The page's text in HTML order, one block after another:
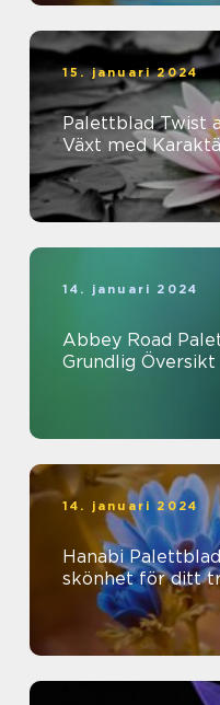
15. januari 2024
Palettblad Twist
Växt med
14. januari 2024
Abbey Road
Grundlig Översikt
14. januari 2024
Hanabi
skönhet för ditt